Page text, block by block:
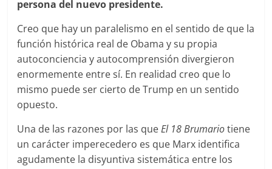
persona del nuevo presidente.
Creo que hay un paralelismo en el sentido de que la
función histórica real de Obama y su propia
autoconciencia y autocomprensión divergieron
enormemente entre sí. En realidad creo que lo
mismo puede ser cierto de Trump en un sentido
opuesto.
Una de las razones por las queEl 18 Brumariotiene
un carácter imperecedero es que Marx identifica
agudamente la disyuntiva sistemática entre los